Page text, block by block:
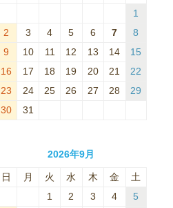
1
2
3 4 5 6 7
8
9
10 11 12 13 14
15
16
17 18 19 20 21
22
23
24 25 26 27 28
29
30
31
2026年9月
日 月 火 水 木 金
土
1
2 3 4 5